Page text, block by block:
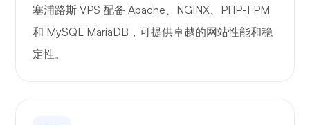
想知道
塞浦路斯 VPS 配备 Apache、NGINX、PHP-FPM
和 MySQL MariaDB，可提供卓越的网站性能和稳
定性。